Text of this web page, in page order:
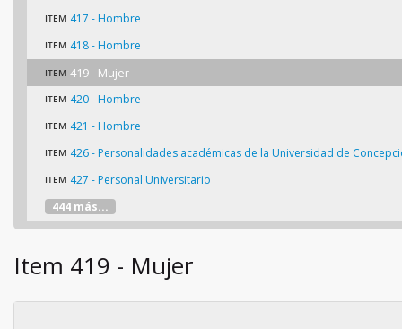
ITEM 417 - Hombre
ITEM 418 - Hombre
ITEM 419 - Mujer
ITEM 420 - Hombre
ITEM 421 - Hombre
ITEM 426 - Personalidades académicas de la Universidad de
ITEM 427 - Personal Universitario
444 más...
Item 419 - Mujer